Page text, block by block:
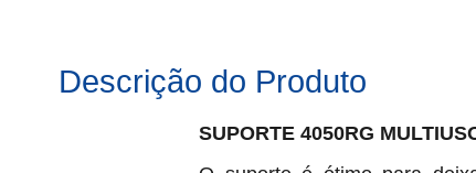
Descrição do Produto
SUPORTE 4050RG